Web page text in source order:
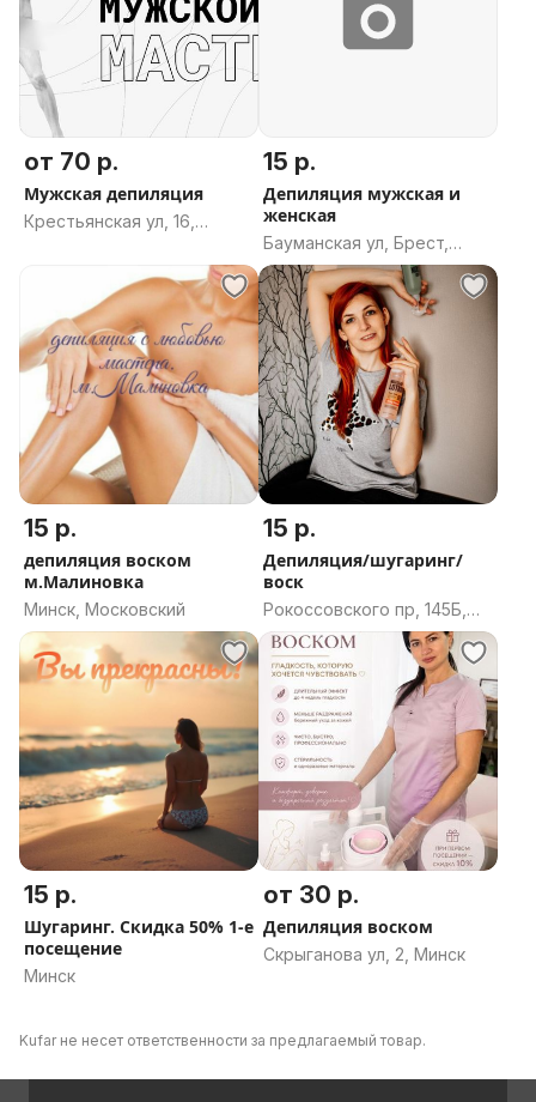
от 70 р.
Мужская депиляция
Крестьянская ул, 16,
15 р.
Депиляция мужская и
женская
Бауманская ул, Брест,
Брестская область
15 р.
депиляция воском
м.Малиновка
Минск, Московский
15 р.
Депиляция/шугаринг/
воск
Рокоссовского пр, 145Б,
Минск
15 р.
Шугаринг. Скидка 50% 1-е
посещение
Минск
от 30 р.
Депиляция воском
Скрыганова ул, 2, Минск
Kufar не несет ответственности за предлагаемый товар.